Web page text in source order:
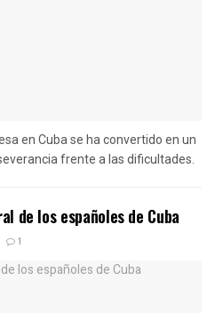
en Cuba se ha convertido en un
frente a las dificultades.
de los españoles de Cuba
1